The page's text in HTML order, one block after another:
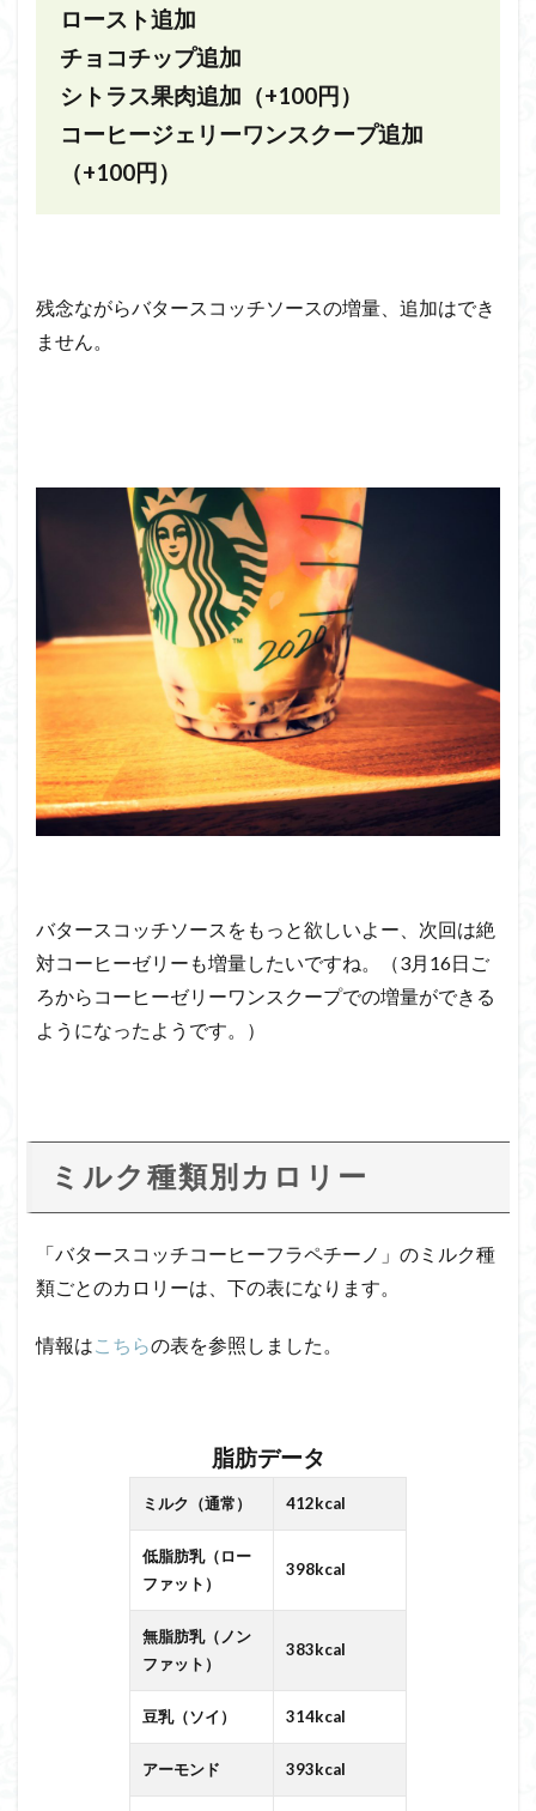
ロースト追加
チョコチップ追加
シトラス果肉追加（+100円）
コーヒージェリーワンスクープ追加
（+100円）
残念ながらバタースコッチソースの増量、追加はでき
ません。
バタースコッチソースをもっと欲しいよー、次回は絶
対コーヒーゼリーも増量したいですね。（3月16日ご
ろからコーヒーゼリーワンスクープでの増量ができる
ようになったようです。）
ミルク種類別カロリー
「バタースコッチコーヒーフラペチーノ」のミルク種
類ごとのカロリーは、下の表になります。
情報はこちらの表を参照しました。
脂肪データ
ミルク（通常） 412kcal
低脂肪乳（ロー
ファット）
398kcal
無脂肪乳（ノン
ファット）
383kcal
豆乳（ソイ） 314kcal
アーモンド 393kcal